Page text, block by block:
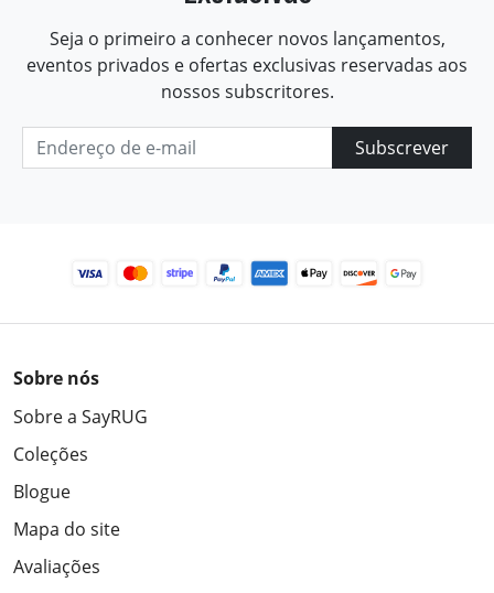
Seja o primeiro a conhecer novos lançamentos,
eventos privados e ofertas exclusivas reservadas aos
nossos subscritores.
Subscrever
Sobre nós
Sobre a SayRUG
Coleções
Blogue
Mapa do site
Avaliações